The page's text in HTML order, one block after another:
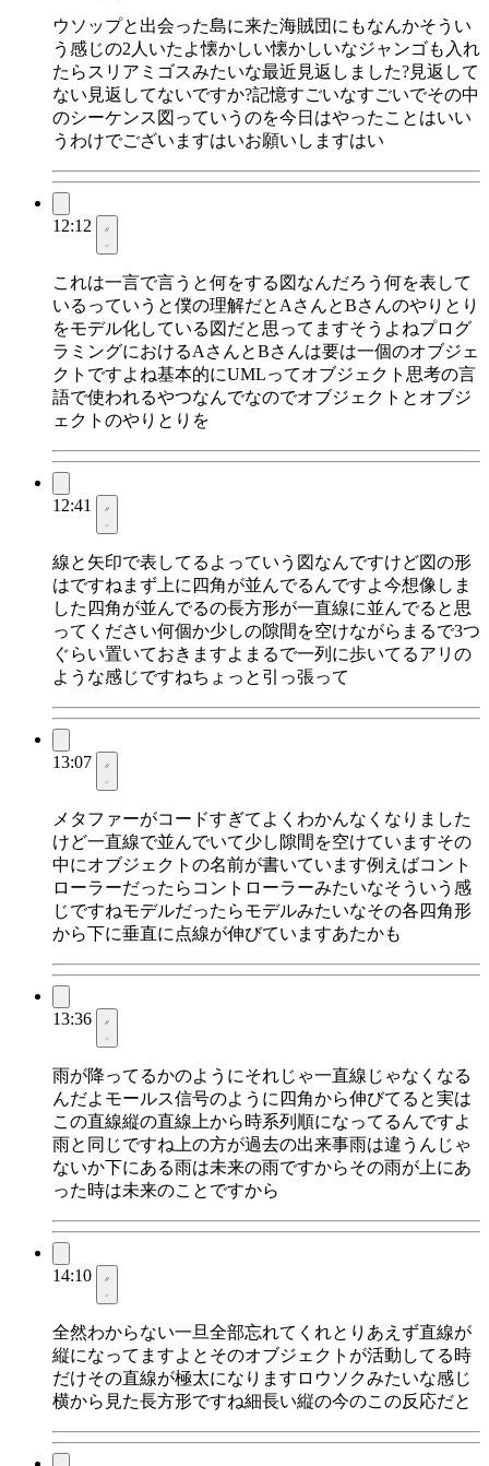
ウソップと出会った島に来た海賊団にもなんかそうい
う感じの2人いたよ懐かしい懐かしいなジャンゴも入れ
たらスリアミゴスみたいな最近見返しました?見返して
ない見返してないですか?記憶すごいなすごいでその中
のシーケンス図っていうのを今日はやったことはいい
うわけでございますはいお願いしますはい
12:12
これは一言で言うと何をする図なんだろう何を表して
いるっていうと僕の理解だとAさんとBさんのやりとり
をモデル化している図だと思ってますそうよねプログ
ラミングにおけるAさんとBさんは要は一個のオブジェ
クトですよね基本的にUMLってオブジェクト思考の言
語で使われるやつなんでなのでオブジェクトとオブジ
ェクトのやりとりを
12:41
線と矢印で表してるよっていう図なんですけど図の形
はですねまず上に四角が並んでるんですよ今想像しま
した四角が並んでるの長方形が一直線に並んでると思
ってください何個か少しの隙間を空けながらまるで3つ
ぐらい置いておきますよまるで一列に歩いてるアリの
ような感じですねちょっと引っ張って
13:07
メタファーがコードすぎてよくわかんなくなりました
けど一直線で並んでいて少し隙間を空けていますその
中にオブジェクトの名前が書いています例えばコント
ローラーだったらコントローラーみたいなそういう感
じですねモデルだったらモデルみたいなその各四角形
から下に垂直に点線が伸びていますあたかも
13:36
雨が降ってるかのようにそれじゃ一直線じゃなくなる
んだよモールス信号のように四角から伸びてると実は
この直線縦の直線上から時系列順になってるんですよ
雨と同じですね上の方が過去の出来事雨は違うんじゃ
ないか下にある雨は未来の雨ですからその雨が上にあ
った時は未来のことですから
14:10
全然わからない一旦全部忘れてくれとりあえず直線が
縦になってますよとそのオブジェクトが活動してる時
だけその直線が極太になりますロウソクみたいな感じ
横から見た長方形ですね細長い縦の今のこの反応だと